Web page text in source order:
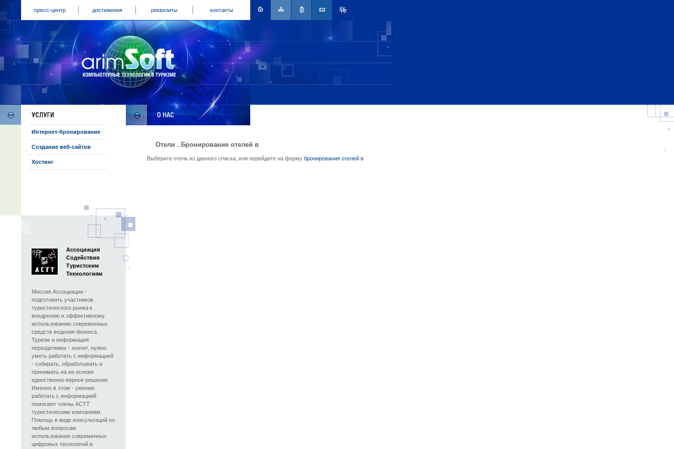
пресс-центр достижения реквизиты контакты
Интернет-бронирование
Создание веб-сайтов
Хостинг
Ассоциация
Содействия
Туристским
Технологиям
Миссия Ассоциации -
подготовить участников
туристического рынка к
внедрению и эффективному
использованию современных
средств ведения бизнеса.
Туризм и информация
неразделимы - значит, нужно
уметь работать с информацией
- собирать, обрабатывать и
принимать на ее основе
единственно верное решение.
Именно в этом - умении
работать с информацией
помогают члены АСТТ
туристическим компаниям.
Помощь в виде консультаций по
любым вопросам
использования современных
цифровых технологий в
Отели . Бронирование отелей в
Выберите отель из данного списка, или перейдите на форму бронирования отелей в